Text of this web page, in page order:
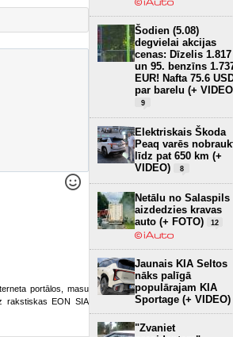
portālos, masu
rakstiskas EON SIA
Šodien (5.08)
degvielai akcijas
cenas: Dīzelis 1.817
un 95. benzīns
EUR! Nafta 75.6
par barelu (+
9
Elektriskais Škoda
Peaq varēs
līdz pat 650 km (+
VIDEO)
8
Netālu no Salaspils
aizdedzies kravas
auto (+ FOTO)
12
Jaunais KIA Seltos
nāks palīgā
populārajam KIA
Sportage (+ VIDEO)
"Zvaniet